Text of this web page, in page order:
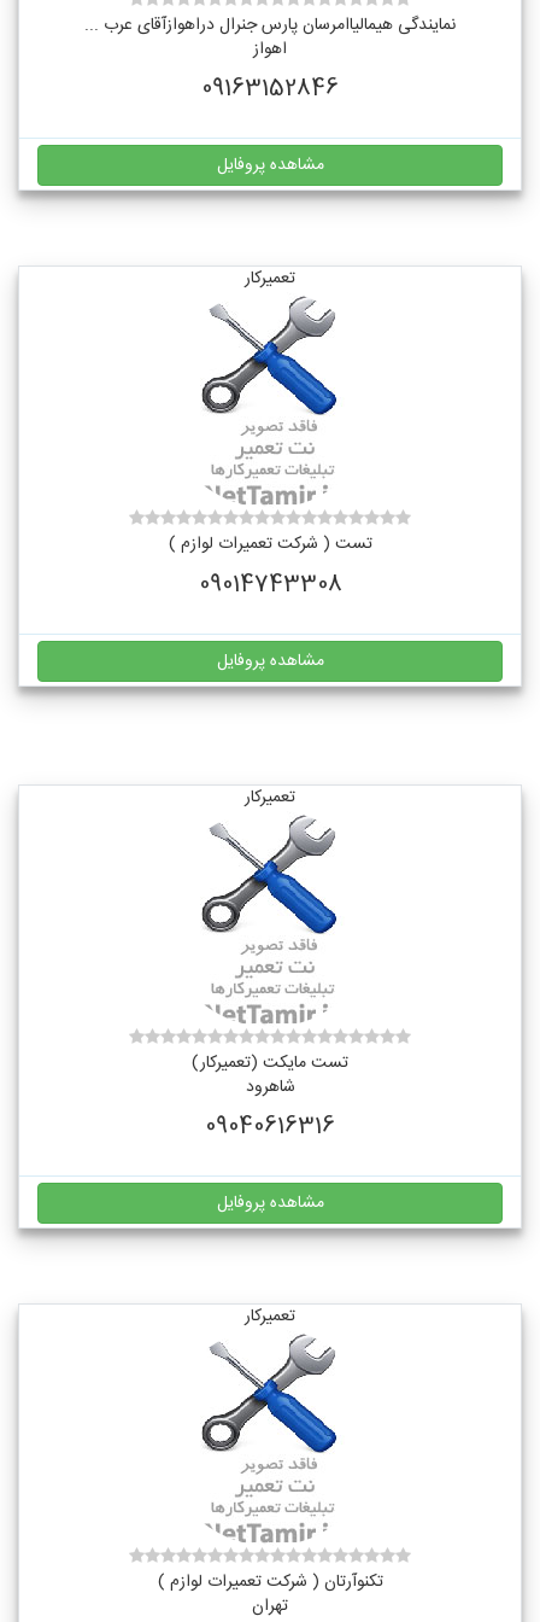
نمایندگی هیمالیاامرسان پارس جنرال دراهوازآقای عرب ...
اهواز
09163152846
مشاهده پروفایل
تعمیرکار
تست ( شرکت تعمیرات لوازم )
09014743308
مشاهده پروفایل
تعمیرکار
تست مایکت (تعمیرکار)
شاهرود
09040616316
مشاهده پروفایل
تعمیرکار
تکنوآرتان ( شرکت تعمیرات لوازم )
تهران